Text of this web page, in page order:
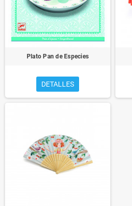
Plato Pan de Especies
DETALLES